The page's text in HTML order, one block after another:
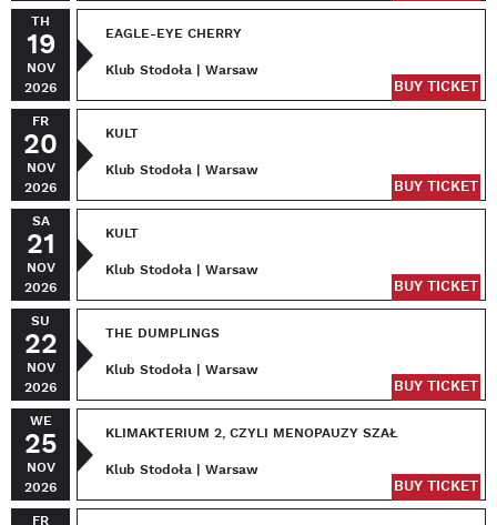
TH
19
NOV
2026
EAGLE-EYE CHERRY
Klub Stodoła | Warsaw
BUY TICKET
FR
20
NOV
2026
KULT
Klub Stodoła | Warsaw
BUY TICKET
SA
21
NOV
2026
KULT
Klub Stodoła | Warsaw
BUY TICKET
SU
22
NOV
2026
THE DUMPLINGS
Klub Stodoła | Warsaw
BUY TICKET
WE
25
NOV
2026
KLIMAKTERIUM 2, CZYLI MENOPAUZY SZAŁ
Klub Stodoła | Warsaw
BUY TICKET
FR